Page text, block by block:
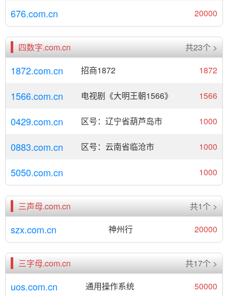
676.com.cn 20000
四数字.com.cn 共23个 >
1872.com.cn 招商1872 1872
1566.com.cn 电视剧《大明王朝1566》 1566
0429.com.cn 区号：辽宁省葫芦岛市 1000
0883.com.cn 区号：云南省临沧市 1000
5050.com.cn 1000
三声母.com.cn 共1个 >
szx.com.cn 神州行 20000
三字母.com.cn 共17个 >
uos.com.cn 通用操作系统 50000